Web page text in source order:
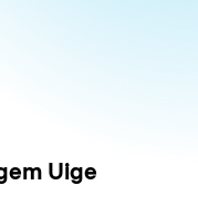
Uige